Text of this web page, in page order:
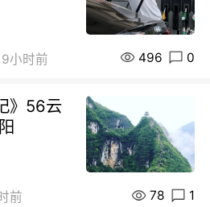
9小时前 496 0
》56云
前 78 1